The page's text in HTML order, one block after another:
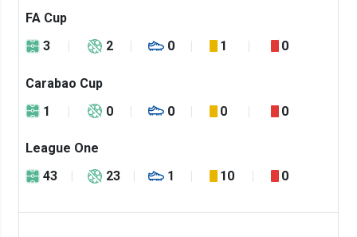
FA Cup
3
2 0 1 0
Carabao Cup
1
0 0 0 0
League One
43
23 1 10 0